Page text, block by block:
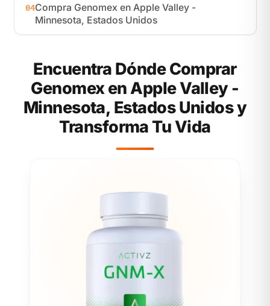
04Compra Genomex en Apple Valley -
Minnesota, Estados Unidos
Encuentra Dónde Comprar
Genomex en Apple Valley -
Minnesota, Estados Unidos y
Transforma Tu Vida